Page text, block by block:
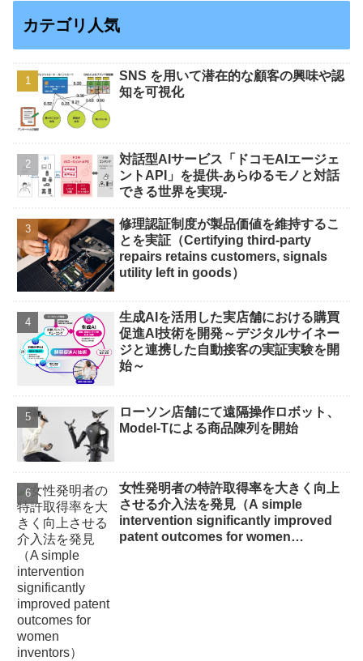
カテゴリ人気
SNS を用いて潜在的な顧客の興味や認
知を可視化
対話型AIサービス「ドコモAIエージェ
ントAPI」を提供-あらゆるモノと対話
できる世界を実現-
修理認証制度が製品価値を維持するこ
とを実証（Certifying third-party
repairs retains customers, signals
utility left in goods）
生成AIを活用した実店舗における購買
促進AI技術を開発～デジタルサイネー
ジと連携した自動接客の実証実験を開
始～
ローソン店舗にて遠隔操作ロボット、
Model-Tによる商品陳列を開始
女性発明者の特許取得率を大きく向上
させる介入法を発見（A simple
intervention significantly improved
patent outcomes for women